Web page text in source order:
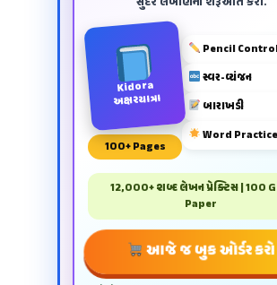
Kidora
અક્ષરયાત્રા
100+ Pages
Pencil
સ્વર-વ્યંજન
બારાખડી
Word Practice
12,000+ શબ્દ લેખન પ્રેક્ટિસ | 100
Paper
આજે જ બુક ઓર્ડર કરો